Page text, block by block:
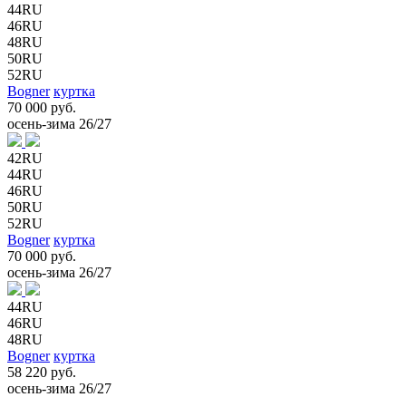
44RU
46RU
48RU
50RU
52RU
Bogner куртка
70 000 руб.
осень-зима 26/27
42RU
44RU
46RU
50RU
52RU
Bogner куртка
70 000 руб.
осень-зима 26/27
44RU
46RU
48RU
Bogner куртка
58 220 руб.
осень-зима 26/27